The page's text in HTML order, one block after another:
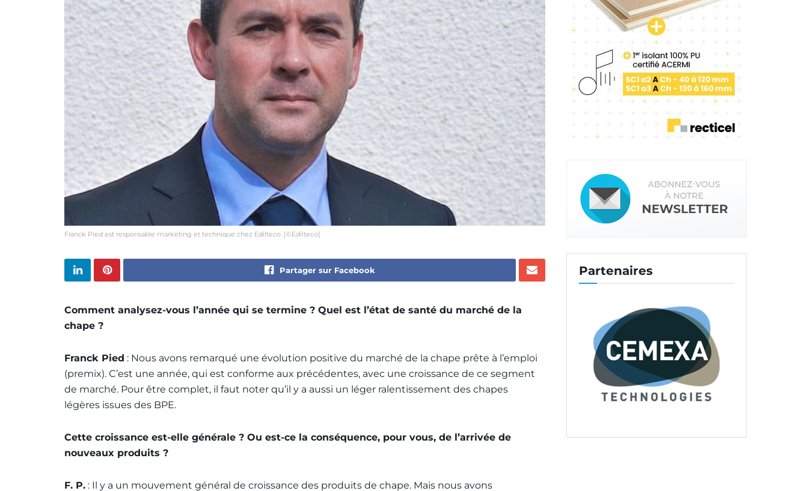
Franck Pied est responsable marketing et technique chez Edilteco. [©Edilteco]
Partager sur Facebook
Comment analysez-vous l’année qui se termine ? Quel est l’état de santé du marché de la
chape ?
Franck Pied : Nous avons remarqué une évolution positive du marché de la chape prête à l’emploi
(premix). C’est une année, qui est conforme aux précédentes, avec une croissance de ce segment
de marché. Pour être complet, il faut noter qu’il y a aussi un léger ralentissement des chapes
légères issues des BPE.
Cette croissance est-elle générale ? Ou est-ce la conséquence, pour vous, de l’arrivée de
nouveaux produits ?
F. P. : Il y a un mouvement général de croissance des produits de chape. Mais nous avons
Partenaires